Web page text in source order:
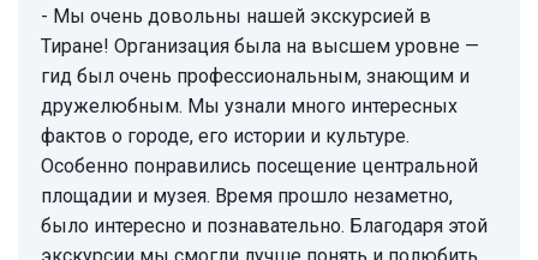
- Мы очень довольны нашей экскурсией в
Тиране! Организация была на высшем уровне —
гид был очень профессиональным, знающим и
дружелюбным. Мы узнали много интересных
фактов о городе, его истории и культуре.
Особенно понравились посещение центральной
площадии и музея. Время прошло незаметно,
было интересно и познавательно. Благодаря этой